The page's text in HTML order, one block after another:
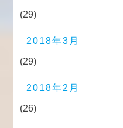
(29)
2018年3月
(29)
2018年2月
(26)